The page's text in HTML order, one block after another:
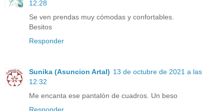
12:28
Se ven prendas muy cómodas y confortables.
Besitos
Responder
Sunika (Asuncion Artal) 13 de octubre de 2021 a las
12:32
Me encanta ese pantalón de cuadros. Un beso